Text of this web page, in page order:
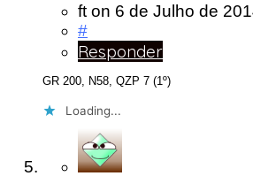
ft on 6 de Julho de
#
Responder
GR 200, N58, QZP 7 (1º)
Loading...